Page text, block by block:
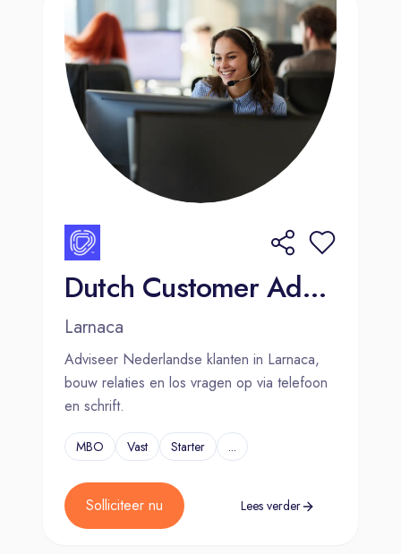
Dutch Customer Advisor - Larnaca, Cyprus
Larnaca
Adviseer Nederlandse klanten in Larnaca,
bouw relaties en los vragen op via telefoon
en schrift.
MBO Vast Starter ...
Solliciteer nu Lees verder